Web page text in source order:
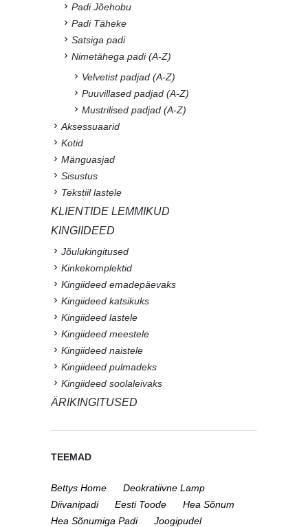
Padi Jõehobu
Padi Täheke
Satsiga padi
Nimetähega padi (A-Z)
Velvetist padjad (A-Z)
Puuvillased padjad (A-Z)
Mustrilised padjad (A-Z)
Aksessuaarid
Kotid
Mänguasjad
Sisustus
Tekstiil lastele
KLIENTIDE LEMMIKUD
KINGIIDEED
Jõulukingitused
Kinkekomplektid
Kingiideed emadepäevaks
Kingiideed katsikuks
Kingiideed lastele
Kingiideed meestele
Kingiideed naistele
Kingiideed pulmadeks
Kingiideed soolaleivaks
ÄRIKINGITUSED
TEEMAD
Bettys Home
Deokratiivne Lamp
Diivanipadi
Eesti Toode
Hea Sõnum
Hea Sõnumiga Padi
Joogipudel